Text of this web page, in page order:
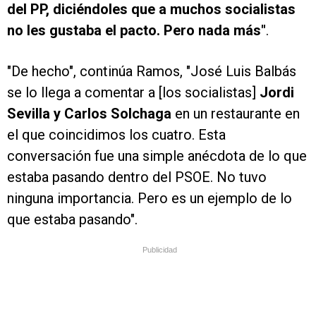
del PP, diciéndoles que a muchos socialistas
no les gustaba el pacto. Pero nada más".
"De hecho", continúa Ramos, "José Luis Balbás
se lo llega a comentar a [los socialistas] Jordi
Sevilla y Carlos Solchaga en un restaurante en
el que coincidimos los cuatro. Esta
conversación fue una simple anécdota de lo que
estaba pasando dentro del PSOE. No tuvo
ninguna importancia. Pero es un ejemplo de lo
que estaba pasando".
Publicidad